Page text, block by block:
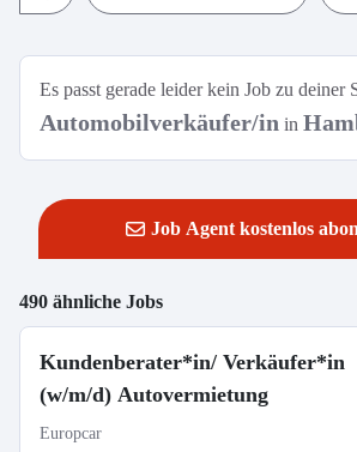
Es passt gerade leider kein Job zu deiner
Automobilverkäufer/in in
Job Agent kostenlos
490 ähnliche Jobs
Kundenberater*in/ Verkäufer*in
(w/m/d) Autovermietung
Europcar